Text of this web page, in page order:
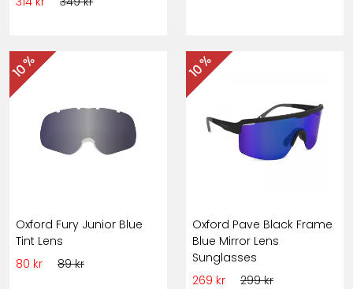
10 %
Oxford Fury Junior Blue
Tint Lens
80 kr
89 kr
10 %
Oxford Pave Black Frame
Blue Mirror Lens
Sunglasses
269 kr
299 kr